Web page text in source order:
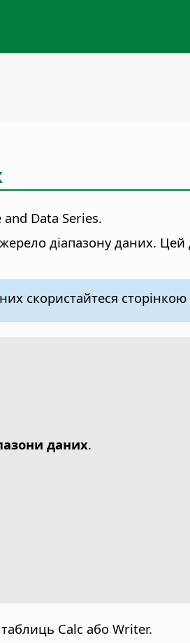
Data Series.
діапазону даних. Цей
скористайтеся
даних.
таблиць Calc або Writer.